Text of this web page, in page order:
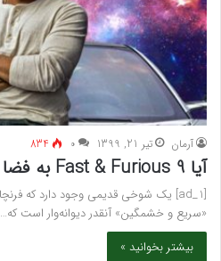
آرمان تیر 21, 1399 ۰ 834
آیا Fast & Furious 9 به فضا خواهد رفت؟
«سریع و خشمگین» آنقدر دیوانه‌وار است که…
بیشتر بخوانید »